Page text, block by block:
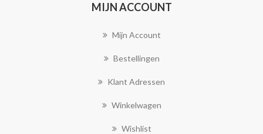
MIJN ACCOUNT
Mijn Account
Bestellingen
Klant Adressen
Winkelwagen
Wishlist